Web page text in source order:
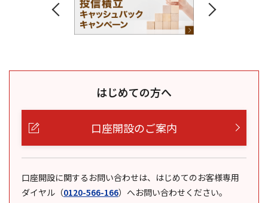
はじめての方へ
口座開設のご案内
口座開設に関するお問い合わせは、はじめてのお客様専用
ダイヤル （0120-566-166） へお問い合わせください。